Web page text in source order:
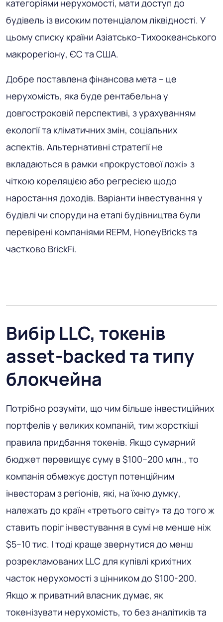
категоріями нерухомості, мати доступ до
будівель із високим потенціалом ліквідності. У
цьому списку країни Азіатсько-Тихоокеанського
макрорегіону, ЄС та США.
Добре поставлена ​​фінансова мета – це
нерухомість, яка буде рентабельна у
довгостроковій перспективі, з урахуванням
екології та кліматичних змін, соціальних
аспектів. Альтернативні стратегії не
вкладаються в рамки «прокрустової ложі» з
чіткою кореляцією або регресією щодо
наростання доходів. Варіанти інвестування у
будівлі чи споруди на етапі будівництва були
перевірені компаніями REPM, HoneyBricks та
частково BrickFi.
Вибір LLC, токенів
asset-backed та типу
блокчейна
Потрібно розуміти, що чим більше інвестиційних
портфелів у великих компаній, тим жорсткіші
правила придбання токенів. Якщо сумарний
бюджет перевищує суму в $100–200 млн., то
компанія обмежує доступ потенційним
інвесторам з регіонів, які, на їхню думку,
належать до країн «третього світу» та до того ж
ставить поріг інвестування в сумі не менше ніж
$5–10 тис. І тоді краще звернутися до менш
розрекламованих LLC для купівлі крихітних
часток нерухомості з цінником до $100-200.
Якщо ж приватний власник думає, як
токенізувати нерухомість, то без аналітиків та